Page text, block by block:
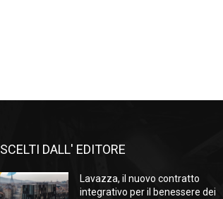
SCELTI DALL' EDITORE
Lavazza, il nuovo contratto
integrativo per il benessere dei